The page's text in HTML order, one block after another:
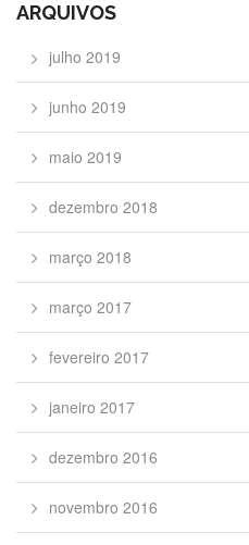
ARQUIVOS
julho 2019
junho 2019
maio 2019
dezembro 2018
março 2018
março 2017
fevereiro 2017
janeiro 2017
dezembro 2016
novembro 2016